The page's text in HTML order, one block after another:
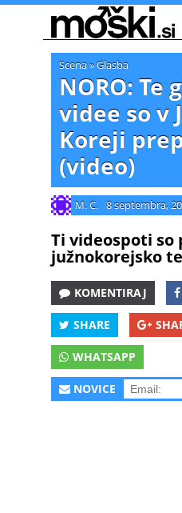
Scena»Glasba
NORO: Te
videe so v
Koreji
(video)
M. C. 8 septembra,
Ti videospoti so
južnokorejsko
KOMENTIRAJ
SHARE
WHATSAPP
NOVICE